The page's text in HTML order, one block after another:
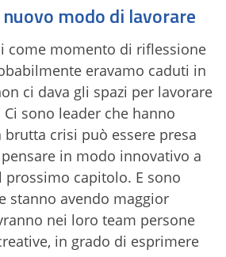
modo di lavorare
come momento di riflessione
eravamo caduti in
ci dava gli spazi per lavorare
sono leader che hanno
brutta crisi può essere presa
in modo innovativo a
prossimo capitolo. E sono
stanno avendo maggior
nei loro team persone
in grado di esprimere